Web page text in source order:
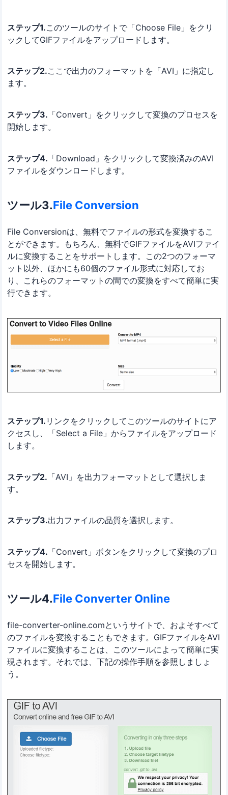
ステップ1.このツールのサイトで「Choose File」をクリ
ックしてGIFファイルをアップロードします。
ステップ2.ここで出力のフォーマットを「AVI」に指定し
ます。
ステップ3. 「Convert」をクリックして変換のプロセスを
開始します。
ステップ4. 「Download」をクリックして変換済みのAVI
ファイルをダウンロードします。
ツール3.File Conversion
File Conversionは、無料でファイルの形式を変換するこ
とができます。もちろん、無料でGIFファイルをAVIファイ
ルに変換することをサポートします。この2つのフォーマ
ット以外、ほかにも60個のファイル形式に対応してお
り、これらのフォーマットの間での変換をすべて簡単に実
行できます。
ステップ1. リンクをクリックしてこのツールのサイトにア
クセスし、「Select a File」からファイルをアップロード
します。
ステップ2. 「AVI」を出力フォーマットとして選択しま
す。
ステップ3.出力ファイルの品質を選択します。
ステップ4. 「Convert」ボタンをクリックして変換のプロ
セスを開始します。
ツール4.File Converter Online
file-converter-online.comというサイトで、およそすべて
のファイルを変換することもできます。GIFファイルをAVI
ファイルに変換することは、このツールによって簡単に実
現されます。それでは、下記の操作手順を参照しましょ
う。